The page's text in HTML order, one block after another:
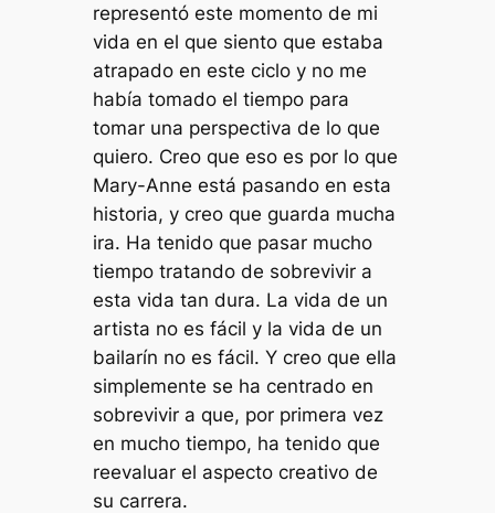
representó este momento de mi
vida en el que siento que estaba
atrapado en este ciclo y no me
había tomado el tiempo para
tomar una perspectiva de lo que
quiero. Creo que eso es por lo que
Mary-Anne está pasando en esta
historia, y creo que guarda mucha
ira. Ha tenido que pasar mucho
tiempo tratando de sobrevivir a
esta vida tan dura. La vida de un
artista no es fácil y la vida de un
bailarín no es fácil. Y creo que ella
simplemente se ha centrado en
sobrevivir a que, por primera vez
en mucho tiempo, ha tenido que
reevaluar el aspecto creativo de
su carrera.